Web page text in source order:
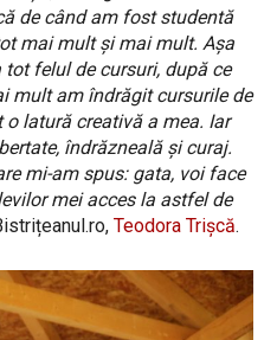
de când am fost studentă
mai mult și mai mult. Așa
felul de cursuri, după ce
mult am îndrăgit cursurile de
latură creativă a mea. Iar
îndrăzneală și curaj.
mi-am spus: gata, voi face
mei acces la astfel de
Teodora Trișcă.